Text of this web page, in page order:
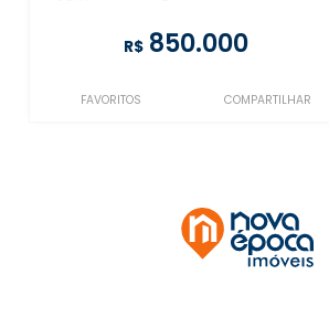
R$ 850.000
FAVORITOS COMPARTILHAR